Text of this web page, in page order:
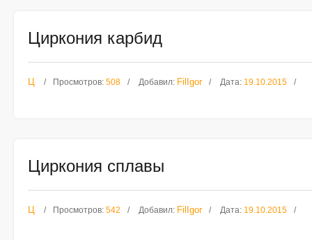
Циркония карбид
Ц Просмотров: 508 Добавил: FilIgor Дата: 19.10.2015
Циркония сплавы
Ц Просмотров: 542 Добавил: FilIgor Дата: 19.10.2015